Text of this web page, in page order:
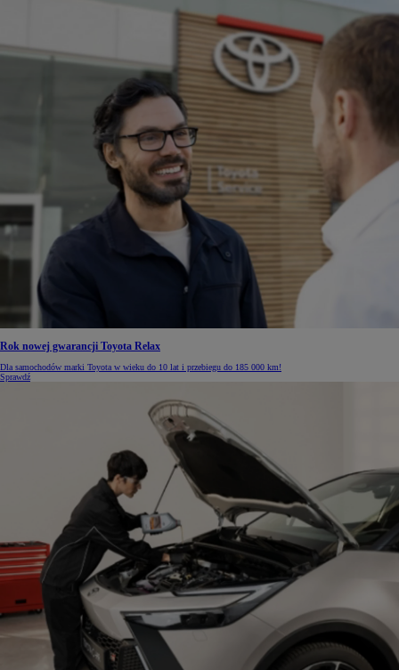
Rok nowej gwarancji Toyota Relax
Dla samochodów marki Toyota w wieku do 10 lat i przebiegu do 185 000 km!
Sprawdź